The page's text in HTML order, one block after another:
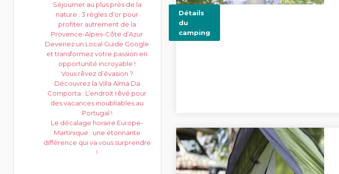
Séjourner au plus près de la
nature : 3 règles d’or pour
profiter autrement de la
Provence-Alpes-Côte d’Azur
Devenez un Local Guide Google
et transformez votre passion en
opportunité incroyable !
Vous rêvez d’évasion ?
Découvrez la Villa Alma Da
Comporta : L’endroit rêvé pour
des vacances inoubliables au
Portugal !
Le décalage horaire Europe-
Martinique : une étonnante
différence qui va vous surprendre
!
Détails
du
camping